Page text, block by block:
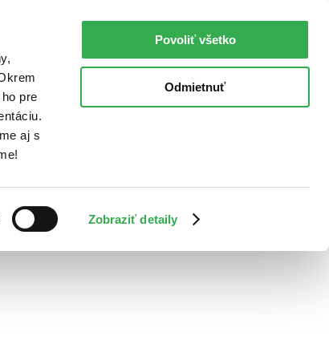
pre
aj s
Zobraziť detaily
Povoliť všetko
Odmietnuť